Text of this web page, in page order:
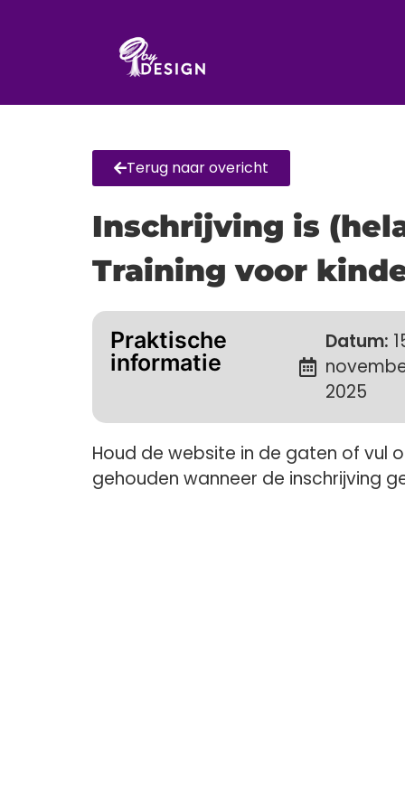
Terug naar overicht
Inschrijving is
Training voor
Praktische
informatie
Datum:
2025
Houd de website in de gaten of vul
gehouden wanneer de inschrijving